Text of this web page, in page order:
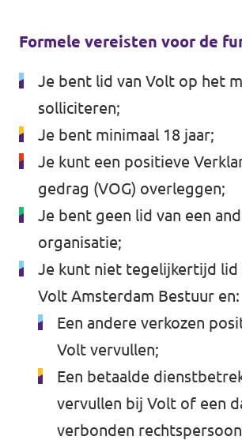
Formele vereisten voor de
Je bent lid van Volt op het
solliciteren;
Je bent minimaal 18 jaar;
Je kunt een positieve
gedrag (VOG) overleggen;
Je bent geen lid van een
organisatie;
Je kunt niet tegelijkertijd lid
Volt Amsterdam Bestuur en:
Een andere verkozen
Volt vervullen;
Een betaalde
vervullen bij Volt of een
verbonden